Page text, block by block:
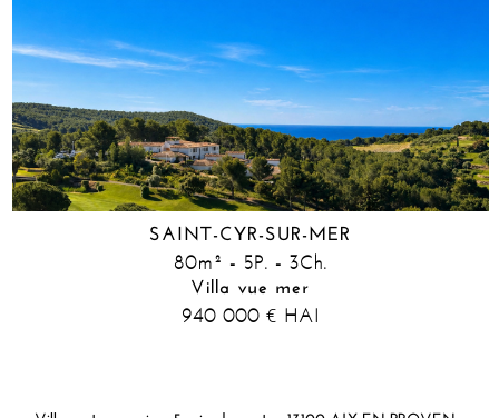
SAINT-CYR-SUR-MER
80m² - 5P. - 3Ch.
Villa vue mer
940 000 € HAI